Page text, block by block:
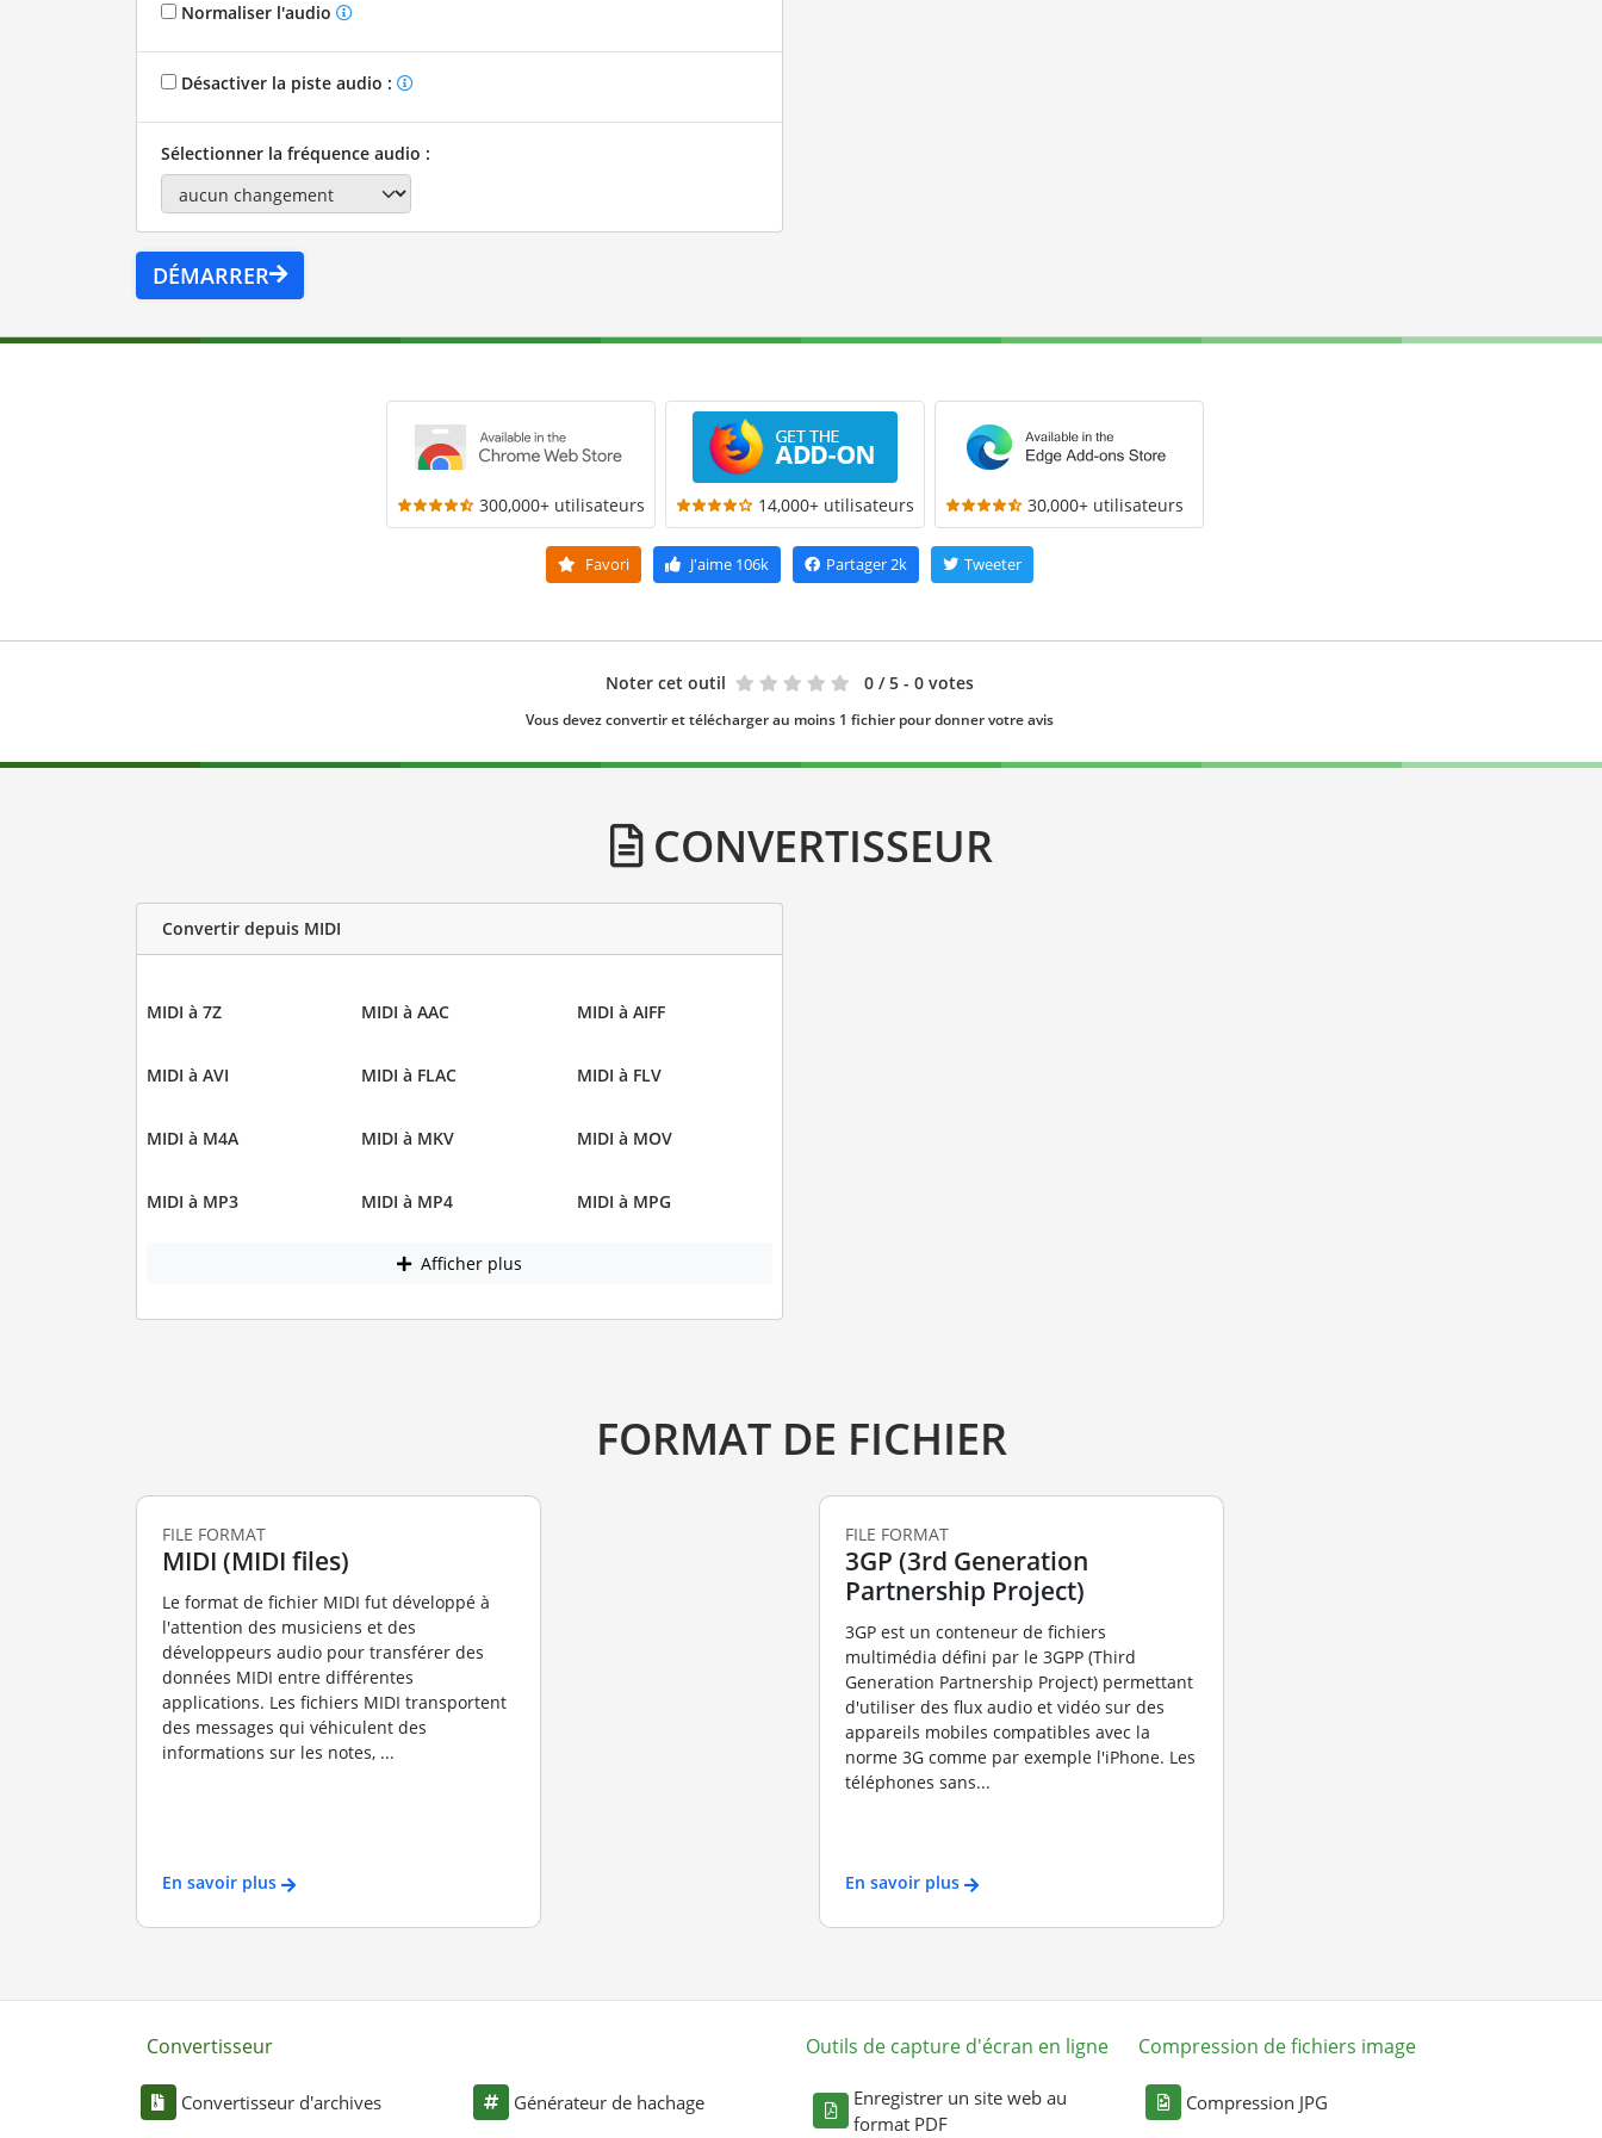
Normaliser l'audio
Désactiver la piste audio :
Sélectionner la fréquence audio :
DÉMARRER
300,000+ utilisateurs 14,000+ utilisateurs 30,000+ utilisateurs
Favori J'aime106k Partager2k Tweeter
Noter cet outil 0 / 5 - 0 votes
Vous devez convertir et télécharger au moins 1 fichier pour donner votre avis
CONVERTISSEUR
Convertir depuis MIDI
MIDI à 7Z MIDI à AAC MIDI à AIFF
MIDI à AVI MIDI à FLAC MIDI à FLV
MIDI à M4A MIDI à MKV MIDI à MOV
MIDI à MP3 MIDI à MP4 MIDI à MPG
Afficher plus
FORMAT DE FICHIER
FILE FORMAT
MIDI (MIDI files)
Le format de fichier MIDI fut développé à
l'attention des musiciens et des
développeurs audio pour transférer des
données MIDI entre différentes
applications. Les fichiers MIDI transportent
des messages qui véhiculent des
informations sur les notes, ...
En savoir plus
FILE FORMAT
3GP (3rd Generation
Partnership Project)
3GP est un conteneur de fichiers
multimédia défini par le 3GPP (Third
Generation Partnership Project) permettant
d'utiliser des flux audio et vidéo sur des
appareils mobiles compatibles avec la
norme 3G comme par exemple l'iPhone. Les
téléphones sans...
En savoir plus
Convertisseur
Convertisseur d'archives Générateur de hachage
Outils de capture d'écran en ligne
Enregistrer un site web au
format PDF
Compression de fichiers image
Compression JPG